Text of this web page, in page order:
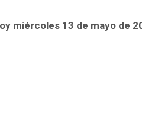
miércoles 13 de mayo de